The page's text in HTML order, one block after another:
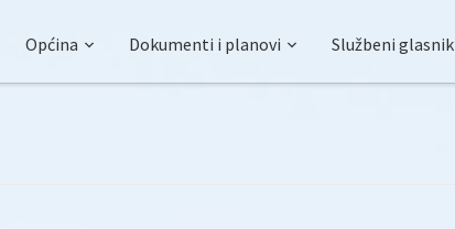
Općina Dokumenti i planovi Službeni glasnik